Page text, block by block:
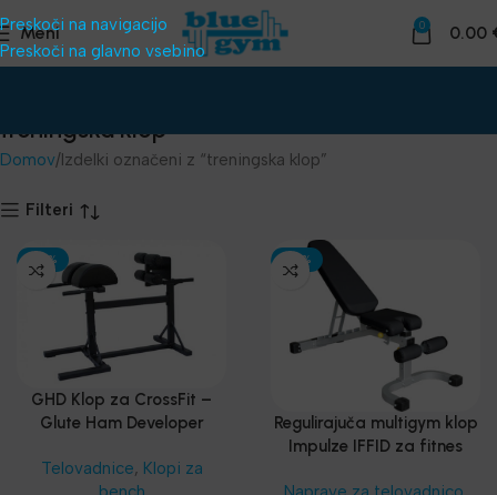
Preskoči na navigacijo
Preskoči na glavno vsebino
Meni 0 0.00
treningska klop
Domov Izdelki označeni z “treningska klop”
Filteri
-30%
GHD Klop za CrossFit –
Glute Ham Developer
Telovadnice, Klopi za
-30%
Regulirajuča multigym klop
Impulze IFFID za fitnes